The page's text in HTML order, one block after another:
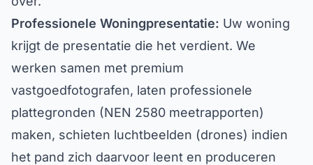
Professionele Woningpresentatie: Uw woning
krijgt de presentatie die het verdient. We
werken samen met premium
vastgoedfotografen, laten professionele
plattegronden (NEN 2580 meetrapporten)
maken, schieten luchtbeelden (drones) indien
het pand zich daarvoor leent en produceren